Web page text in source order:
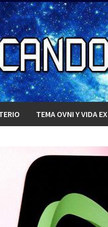
TEMA OVNI Y VIDA